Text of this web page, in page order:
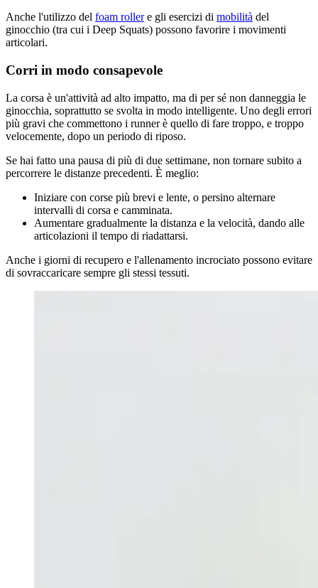
Anche l'utilizzo del foam rollere gli esercizi di mobilità del
ginocchio (tra cui i Deep Squats) possono favorire i movimenti
articolari.
Corri in modo consapevole
La corsa è un'attività ad alto impatto, ma di per sé non danneggia le
ginocchia, soprattutto se svolta in modo intelligente. Uno degli errori
più gravi che commettono i runner è quello di fare troppo, e troppo
velocemente, dopo un periodo di riposo.
Se hai fatto una pausa di più di due settimane, non tornare subito a
percorrere le distanze precedenti. È meglio:
Iniziare con corse più brevi e lente, o persino alternare
intervalli di corsa e camminata.
Aumentare gradualmente la distanza e la velocità, dando alle
articolazioni il tempo di riadattarsi.
Anche i giorni di recupero e l'allenamento incrociato possono evitare
di sovraccaricare sempre gli stessi tessuti.